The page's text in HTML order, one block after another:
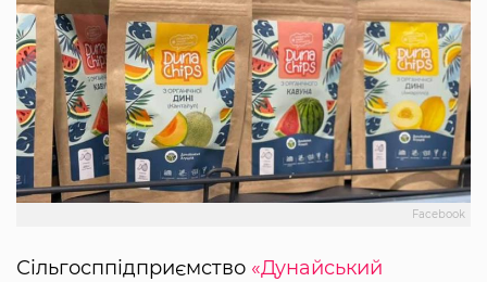
Facebook
Сільгосппідприємство «Дунайський